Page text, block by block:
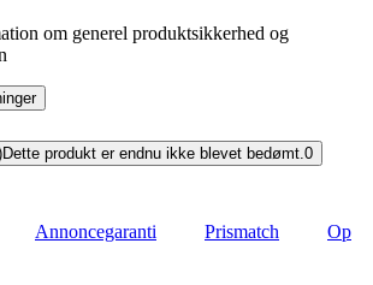
om generel produktsikkerhed og
Dette produkt er endnu ikke blevet bedømt.0
Annoncegaranti Prismatch
Op